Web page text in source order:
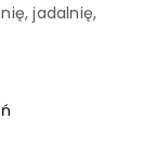
jadalnię,